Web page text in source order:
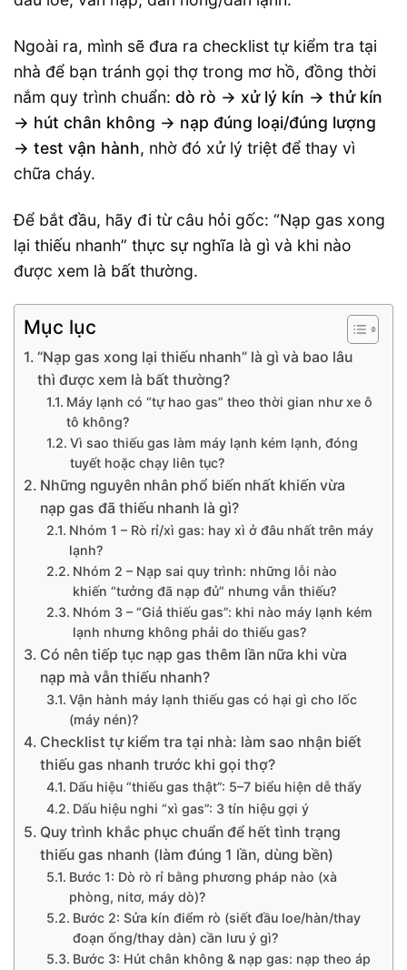
Ngoài ra, mình sẽ đưa ra checklist tự kiểm tra tại
nhà để bạn tránh gọi thợ trong mơ hồ, đồng thời
nắm quy trình chuẩn: dò rò → xử lý kín → thử kín
→ hút chân không → nạp đúng loại/đúng lượng
→ test vận hành, nhờ đó xử lý triệt để thay vì
chữa cháy.
Để bắt đầu, hãy đi từ câu hỏi gốc: “Nạp gas xong
lại thiếu nhanh” thực sự nghĩa là gì và khi nào
được xem là bất thường.
Mục lục
“Nạp gas xong lại thiếu nhanh” là gì và bao lâu
thì được xem là bất thường?
Máy lạnh có “tự hao gas” theo thời gian như xe ô
tô không?
Vì sao thiếu gas làm máy lạnh kém lạnh, đóng
tuyết hoặc chạy liên tục?
Những nguyên nhân phổ biến nhất khiến vừa
nạp gas đã thiếu nhanh là gì?
Nhóm 1 – Rò rỉ/xì gas: hay xì ở đâu nhất trên máy
lạnh?
Nhóm 2 – Nạp sai quy trình: những lỗi nào
khiến “tưởng đã nạp đủ” nhưng vẫn thiếu?
Nhóm 3 – “Giả thiếu gas”: khi nào máy lạnh kém
lạnh nhưng không phải do thiếu gas?
Có nên tiếp tục nạp gas thêm lần nữa khi vừa
nạp mà vẫn thiếu nhanh?
Vận hành máy lạnh thiếu gas có hại gì cho lốc
(máy nén)?
Checklist tự kiểm tra tại nhà: làm sao nhận biết
thiếu gas nhanh trước khi gọi thợ?
Dấu hiệu “thiếu gas thật”: 5–7 biểu hiện dễ thấy
Dấu hiệu nghi “xì gas”: 3 tín hiệu gợi ý
Quy trình khắc phục chuẩn để hết tình trạng
thiếu gas nhanh (làm đúng 1 lần, dùng bền)
Bước 1: Dò rò rỉ bằng phương pháp nào (xà
phòng, nitơ, máy dò)?
Bước 2: Sửa kín điểm rò (siết đầu loe/hàn/thay
đoạn ống/thay dàn) cần lưu ý gì?
Bước 3: Hút chân không & nạp gas: nạp theo áp